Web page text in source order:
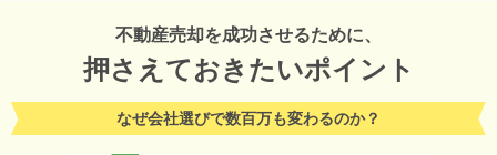
不動産売却を成功させるために、
押さえておきたいポイント
なぜ会社選びで数百万も変わるのか？